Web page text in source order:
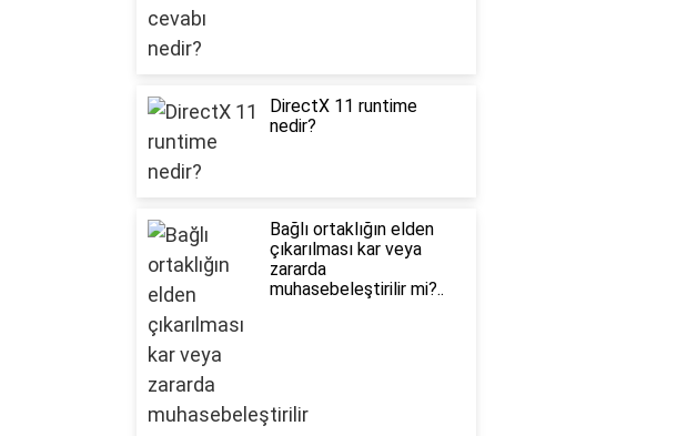
DirectX 11 runtime
nedir?
Bağlı ortaklığın elden
çıkarılması kar veya
zararda
muhasebeleştirilir mi?..